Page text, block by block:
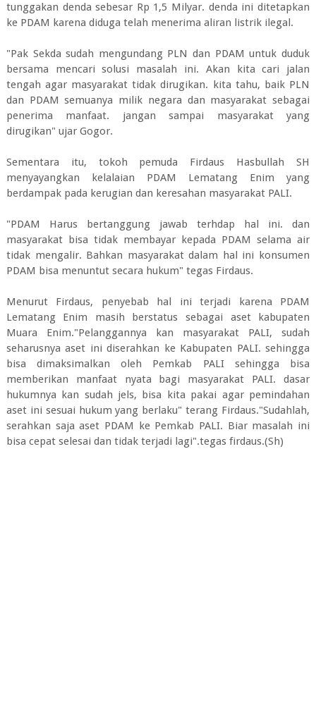
tunggakan denda sebesar Rp 1,5 Milyar. denda ini ditetapkan
ke PDAM karena diduga telah menerima aliran listrik ilegal.
"Pak Sekda sudah mengundang PLN dan PDAM untuk duduk
bersama mencari solusi masalah ini. Akan kita cari jalan
tengah agar masyarakat tidak dirugikan. kita tahu, baik PLN
dan PDAM semuanya milik negara dan masyarakat sebagai
penerima manfaat. jangan sampai masyarakat yang
dirugikan" ujar Gogor.
Sementara itu, tokoh pemuda Firdaus Hasbullah SH
menyayangkan kelalaian PDAM Lematang Enim yang
berdampak pada kerugian dan keresahan masyarakat PALI.
"PDAM Harus bertanggung jawab terhdap hal ini. dan
masyarakat bisa tidak membayar kepada PDAM selama air
tidak mengalir. Bahkan masyarakat dalam hal ini konsumen
PDAM bisa menuntut secara hukum" tegas Firdaus.
Menurut Firdaus, penyebab hal ini terjadi karena PDAM
Lematang Enim masih berstatus sebagai aset kabupaten
Muara Enim."Pelanggannya kan masyarakat PALI, sudah
seharusnya aset ini diserahkan ke Kabupaten PALI. sehingga
bisa dimaksimalkan oleh Pemkab PALI sehingga bisa
memberikan manfaat nyata bagi masyarakat PALI. dasar
hukumnya kan sudah jels, bisa kita pakai agar pemindahan
aset ini sesuai hukum yang berlaku" terang Firdaus."Sudahlah,
serahkan saja aset PDAM ke Pemkab PALI. Biar masalah ini
bisa cepat selesai dan tidak terjadi lagi".tegas firdaus.(Sh)